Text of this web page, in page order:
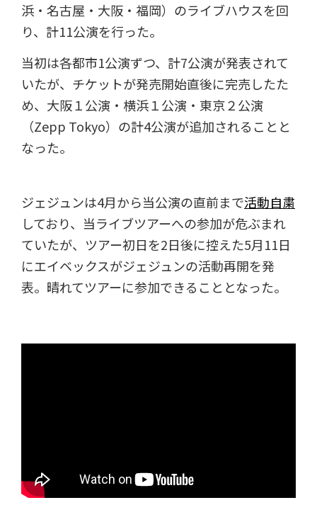
浜・名古屋・大阪・福岡）のライブハウスを回
り、計11公演を行った。
当初は各都市1公演ずつ、計7公演が発表されて
いたが、チケットが発売開始直後に完売したた
め、大阪１公演・横浜１公演・東京２公演
（Zepp Tokyo）の計4公演が追加されることと
なった。
ジェジュンは4月から当公演の直前まで活動自粛
しており、当ライブツアーへの参加が危ぶまれ
ていたが、ツアー初日を2日後に控えた5月11日
にエイベックスがジェジュンの活動再開を発
表。晴れてツアーに参加できることとなった。